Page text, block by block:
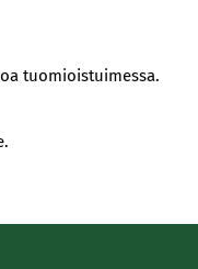
tuomioistuimessa.